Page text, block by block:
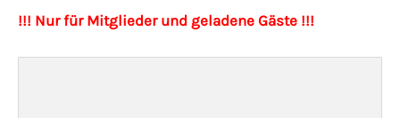
!!! Nur für Mitglieder und geladene Gäste !!!